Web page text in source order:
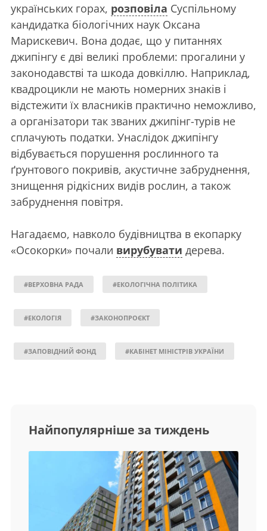
українських горах, розповіла Суспільному
кандидатка біологічних наук Оксана
Марискевич. Вона додає, що у питаннях
джипінгу є дві великі проблеми: прогалини у
законодавстві та шкода довкіллю. Наприклад,
квадроцикли не мають номерних знаків і
відстежити їх власників практично неможливо,
а організатори так званих джипінг-турів не
сплачують податки. Унаслідок джипінгу
відбувається порушення рослинного та
ґрунтового покривів, акустичне забруднення,
знищення рідкісних видів рослин, а також
забруднення повітря.
Нагадаємо, навколо будівництва в екопарку
«Осокорки» почали вирубувати дерева.
#ВЕРХОВНА РАДА #ЕКОЛОГІЧНА ПОЛІТИКА
#ЕКОЛОГІЯ #ЗАКОНОПРОЄКТ
#ЗАПОВІДНИЙ ФОНД #КАБІНЕТ МІНІСТРІВ УКРАЇНИ
Найпопулярніше за тиждень